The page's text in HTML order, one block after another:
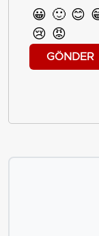
😀 🙂 😊
😢 😡
GÖNDER